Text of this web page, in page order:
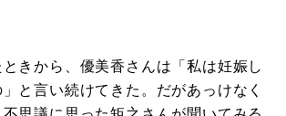
きから、優美香さんは「私は妊娠し
と言い続けてきた。だがあっけなく